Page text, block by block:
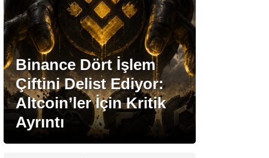
Stablecoin Haberleri
Facebook
Instagram
Binance Dört İşlem
Çiftini Delist Ediyor:
Altcoin’ler İçin Kritik
Ayrıntı